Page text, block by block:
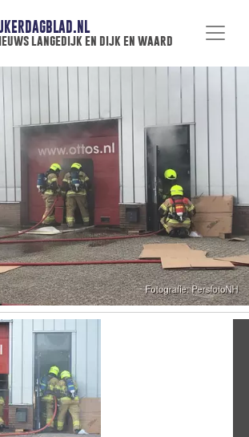
langedijk en dijk en waard